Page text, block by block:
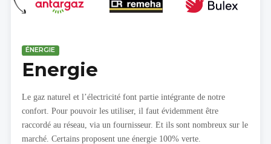
ÉNERGIE
Energie
Le gaz naturel et l’électricité font partie intégrante de notre
confort. Pour pouvoir les utiliser, il faut évidemment être
raccordé au réseau, via un fournisseur. Et ils sont nombreux sur le
marché. Certains proposent une énergie 100% verte.